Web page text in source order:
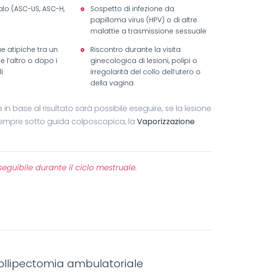
(ASC-US, ASC-H,
Sospetto di infezione da
papilloma virus (HPV) o di altre
malattie a trasmissione sessuale
atipiche tra un
l’altro o dopo i
Riscontro durante la visita
ginecologica di lesioni, polipi o
irregolarità del collo dell’utero o
della vagina
in base al risultato sarà possibile eseguire, se la lesione
sotto guida colposcopica, la Vaporizzazione
durante il ciclo mestruale.
ambulatoriale